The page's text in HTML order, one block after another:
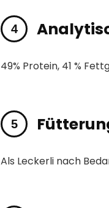
49% Protein, 41 %
Als Leckerli nach